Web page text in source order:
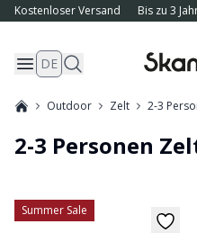
Kostenloser Versand Bis zu 3
DE
Outdoor Zelt 2-3
2-3 Personen
Summer Sale